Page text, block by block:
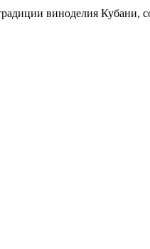
виноделия Кубани,